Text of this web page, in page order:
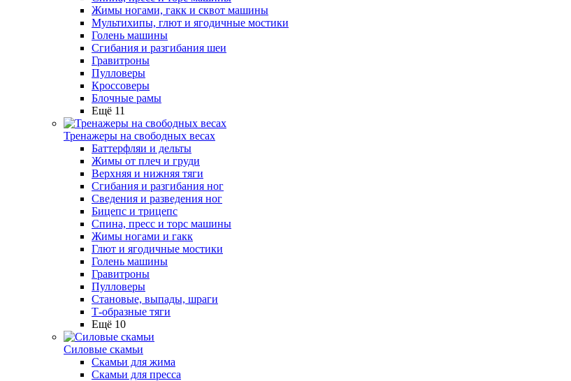
Жимы ногами, гакк и сквот машины
Мультихипы, глют и ягодичные мостики
Голень машины
Сгибания и разгибания шеи
Гравитроны
Пулловеры
Кроссоверы
Блочные рамы
Ещё 11
Тренажеры на свободных весах
Баттерфляи и дельты
Жимы от плеч и груди
Верхняя и нижняя тяги
Сгибания и разгибания ног
Сведения и разведения ног
Бицепс и трицепс
Спина, пресс и торс машины
Жимы ногами и гакк
Глют и ягодичные мостики
Голень машины
Гравитроны
Пулловеры
Становые, выпады, шраги
Т-образные тяги
Ещё 10
Силовые скамьи
Скамьи для жима
Скамьи для пресса